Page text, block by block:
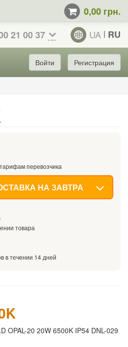
0,00 грн.
21 00 37 UA RU
Войти Регистрация
перевозчика
НА ЗАВТРА
товара
в течении 14 дней
OPAL-20 20W 6500K IP54 DNL-029